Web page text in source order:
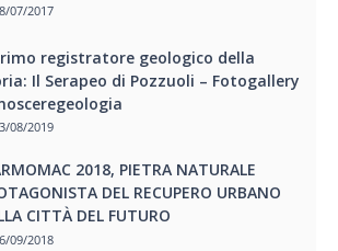
07/2017
registratore geologico della
Il Serapeo di Pozzuoli – Fotogallery
08/2019
2018, PIETRA NATURALE
DEL RECUPERO URBANO
CITTÀ DEL FUTURO
09/2018